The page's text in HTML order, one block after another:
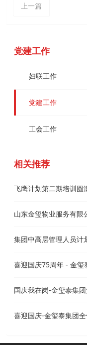
上一篇
党建工作
妇联工作
党建工作
工会工作
相关推荐
飞鹰计划第二期培训圆
山东金玺物业服务有限
集团中高层管理人员计
喜迎国庆75周年 - 金玺
国庆我在岗-金玺泰集
喜迎国庆-金玺泰集团